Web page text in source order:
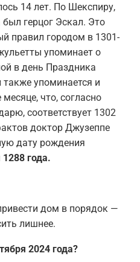
14 лет. По Шекспиру,
герцог Эскал. Это
правил городом в 1301-
упоминает о
в день Праздника
также упоминается и
что, согласно
соответствует 1302
доктор Джузеппе
дату рождения
1288 года.
дом в порядок —
лишнее.
2024 года?